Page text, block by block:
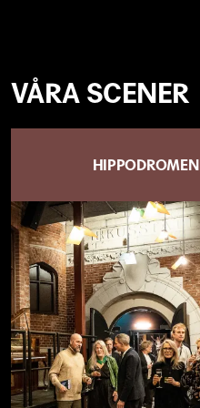
VÅRA SCENER
HIPPODROMEN